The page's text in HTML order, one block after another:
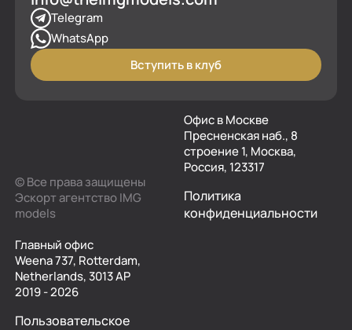
Telegram
WhatsApp
Вступить в клуб
© Все права защищены
Эскорт агентство IMG
models
Офис в Москве
Пресненская наб., 8
строение 1, Москва,
Россия, 123317
Политика
конфиденциальности
Главный офис
Weena 737, Rotterdam,
Netherlands, 3013 AP
2019 - 2026
Пользовательское